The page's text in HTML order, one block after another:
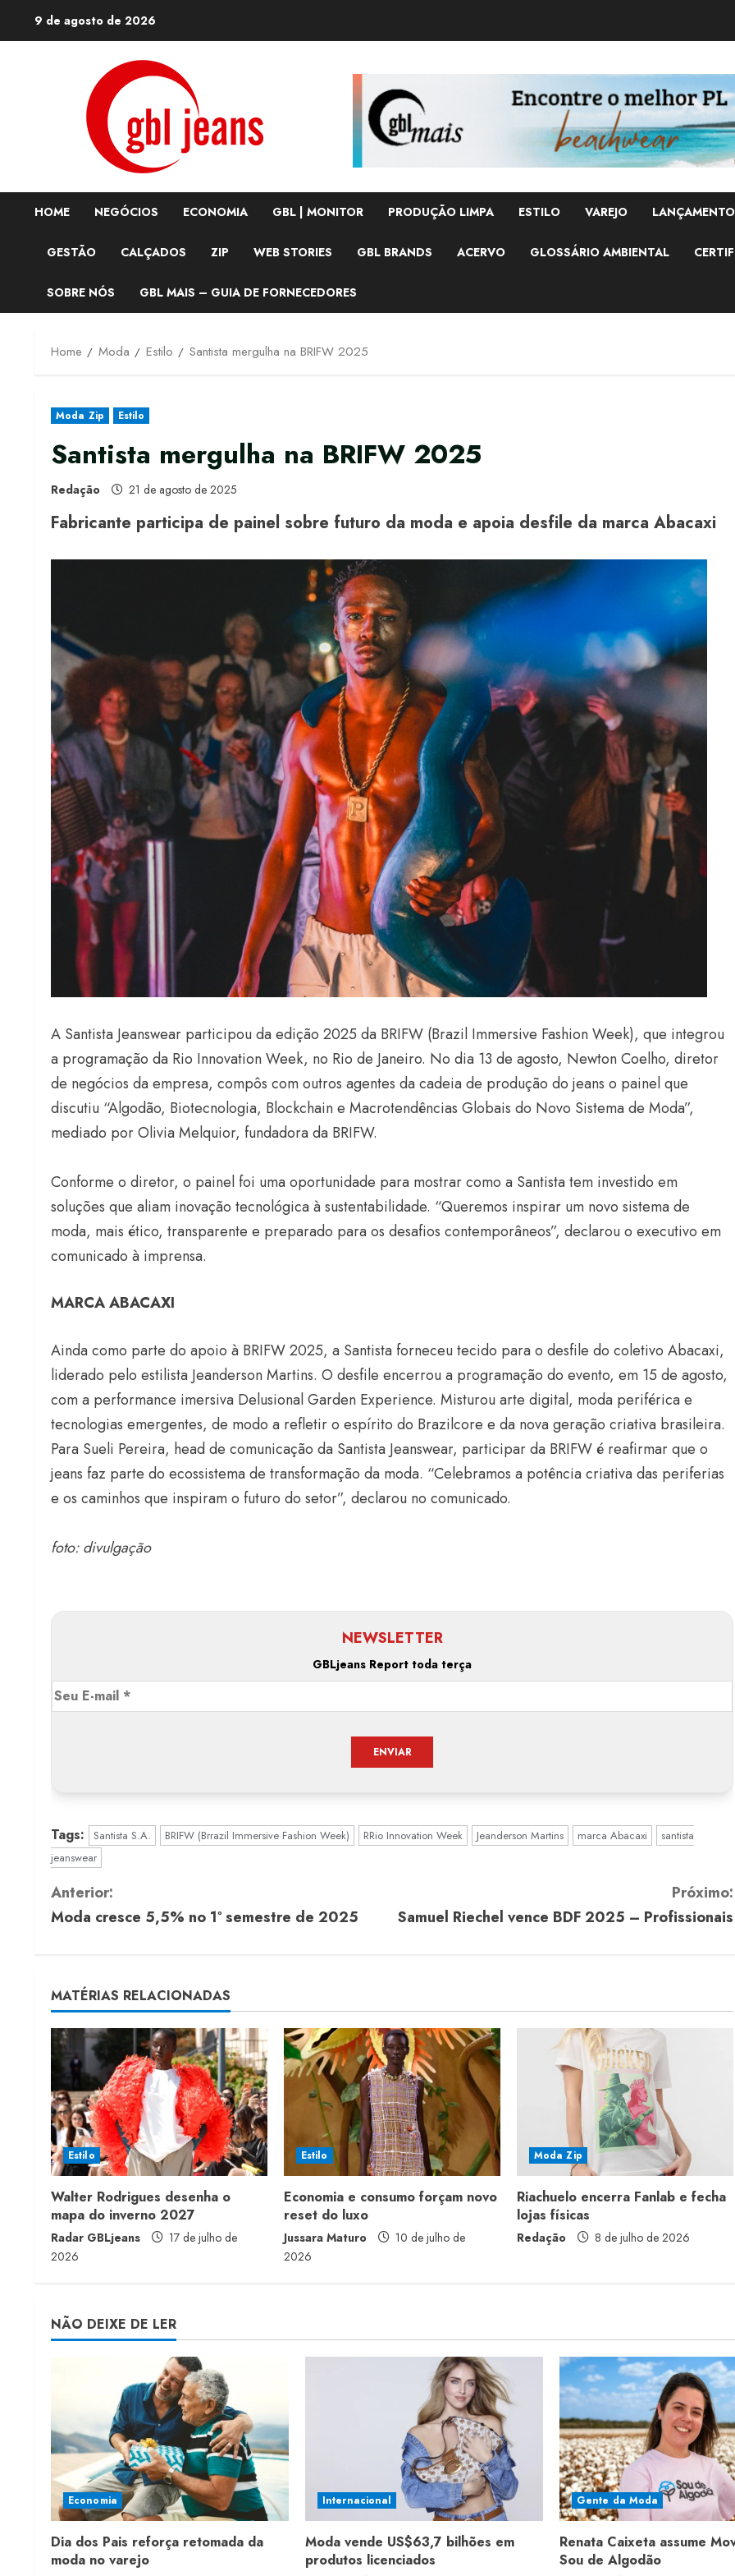
9 de agosto de 2026
HOME NEGÓCIOS ECONOMIA GBL | MONITOR PRODUÇÃO LIMPA ESTILO VAREJO
GESTÃO CALÇADOS ZIP WEB STORIES GBL BRANDS ACERVO GLOSSÁRIO AMBIENTAL
SOBRE NÓS GBL MAIS – GUIA DE FORNECEDORES
Home Moda Estilo Santista mergulha na BRIFW 2025
Moda Zip Estilo
Santista mergulha na BRIFW 2025
Redação 21 de agosto de 2025
Fabricante participa de painel sobre futuro da moda e apoia desfile da marca Abacaxi
A Santista Jeanswear participou da edição 2025 da BRIFW (Brazil Immersive Fashion Week), que integrou
a programação da Rio Innovation Week, no Rio de Janeiro. No dia 13 de agosto, Newton Coelho, diretor
de negócios da empresa, compôs com outros agentes da cadeia de produção do jeans o painel que
discutiu “Algodão, Biotecnologia, Blockchain e Macrotendências Globais do Novo Sistema de Moda”,
mediado por Olivia Melquior, fundadora da BRIFW.
Conforme o diretor, o painel foi uma oportunidade para mostrar como a Santista tem investido em
soluções que aliam inovação tecnológica à sustentabilidade. “Queremos inspirar um novo sistema de
moda, mais ético, transparente e preparado para os desafios contemporâneos”, declarou o executivo em
comunicado à imprensa.
MARCA ABACAXI
Ainda como parte do apoio à BRIFW 2025, a Santista forneceu tecido para o desfile do coletivo Abacaxi,
liderado pelo estilista Jeanderson Martins. O desfile encerrou a programação do evento, em 15 de agosto,
com a performance imersiva Delusional Garden Experience. Misturou arte digital, moda periférica e
tecnologias emergentes, de modo a refletir o espírito do Brazilcore e da nova geração criativa brasileira.
Para Sueli Pereira, head de comunicação da Santista Jeanswear, participar da BRIFW é reafirmar que o
jeans faz parte do ecossistema de transformação da moda. “Celebramos a potência criativa das periferias
e os caminhos que inspiram o futuro do setor”, declarou no comunicado.
foto: divulgação
NEWSLETTER
GBLjeans Report toda terça
Tags: Santista S.A. BRIFW (Brrazil Immersive Fashion Week) RRio Innovation Week Jeanderson Martins marca Abacaxi
santista
jeanswear
C
o
t
i
n
u
e
R
e
a
i
n
Anterior:
Moda cresce 5,5% no 1º semestre de 2025
Próximo:
Samuel Riechel vence BDF 2025 – Profissionais
MATÉRIAS RELACIONADAS
Estilo
Walter Rodrigues desenha o
mapa do inverno 2027
Radar GBLjeans
17 de julho de
2026
Estilo
Economia e consumo forçam novo
reset do luxo
Jussara Maturo
10 de julho de
2026
Moda Zip
Riachuelo encerra Fanlab e fecha
lojas físicas
Redação 8 de julho de 2026
de 2028 da WGSN
Radar GBLjeans 24 de março de 2026
NÃO DEIXE DE LER
Economia
Dia dos Pais reforça retomada da
moda no varejo
Internacional
Moda vende US$63,7 bilhões em
produtos licenciados
Gente da Moda
Renata Caixeta assume
Sou de Algodão